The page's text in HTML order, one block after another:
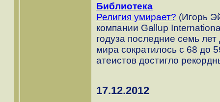
Библиотека
Религия умирает? (Игорь
компании Gallup
годуза последние семь
мира сократилось с 68 до
атеистов достигло
17.12.2012